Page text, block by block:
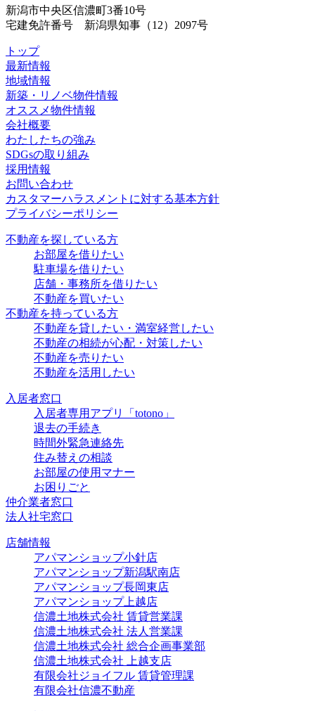
新潟市中央区信濃町3番10号
宅建免許番号 新潟県知事（12）2097号
トップ
最新情報
地域情報
新築・リノベ物件情報
オススメ物件情報
会社概要
わたしたちの強み
SDGsの取り組み
採用情報
お問い合わせ
カスタマーハラスメントに対する基本方針
プライバシーポリシー
不動産を探している方
お部屋を借りたい
駐車場を借りたい
店舗・事務所を借りたい
不動産を買いたい
不動産を持っている方
不動産を貸したい・満室経営したい
不動産の相続が心配・対策したい
不動産を売りたい
不動産を活用したい
入居者窓口
入居者専用アプリ「totono」
退去の手続き
時間外緊急連絡先
住み替えの相談
お部屋の使用マナー
お困りごと
仲介業者窓口
法人社宅窓口
店舗情報
アパマンショップ小針店
アパマンショップ新潟駅南店
アパマンショップ長岡東店
アパマンショップ上越店
信濃土地株式会社 賃貸営業課
信濃土地株式会社 法人営業課
信濃土地株式会社 総合企画事業部
信濃土地株式会社 上越支店
有限会社ジョイフル 賃貸管理課
有限会社信濃不動産